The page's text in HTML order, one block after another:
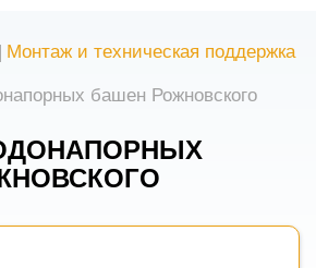
| Монтаж и техническая поддержка
башен Рожновского